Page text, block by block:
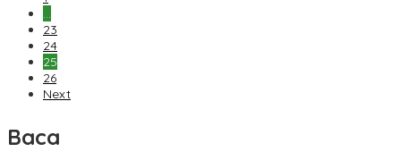
…
23
24
25
26
Next
Baca